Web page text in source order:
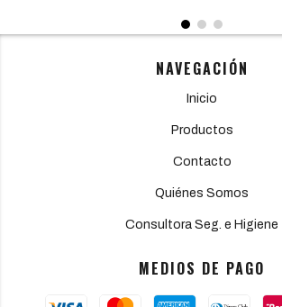
NAVEGACIÓN
Inicio
Productos
Contacto
Quiénes Somos
Consultora Seg. e Higiene
MEDIOS DE PAGO